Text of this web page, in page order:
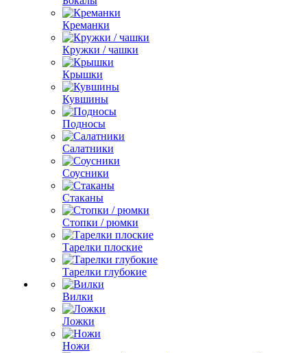
Креманки
Кружки / чашки
Крышки
Кувшины
Подносы
Салатники
Соусники
Стаканы
Стопки / рюмки
Тарелки плоские
Тарелки глубокие
Вилки
Ложки
Ножи